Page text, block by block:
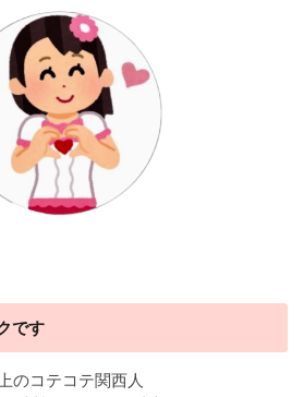
です
のコテコテ関西人